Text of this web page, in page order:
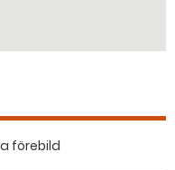
förebild